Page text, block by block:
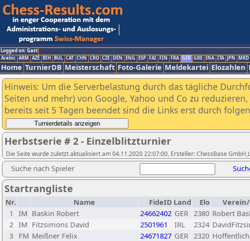
Logged on: Gast
Arabic ARM AZE BIH BUL CAT CHN CRO CZE DEN ENG ESP FAI FIN FRA GER GRE INA ITA JPN MKD
Home TurnierDB Meisterschaft Foto-Galerie Meldekartei Elozahlen
Hinweis: Um die Serverbelastung durch das tägliche
Seiten und mehr) von Google, Yahoo und Co zu
bereits seit 5 Tagen beendet sind die Links erst durch
Herbstserie # 2 - Einzelblitzturnier
Die Seite wurde zuletzt aktualisiert am 04.11.2020 22:07:00, Ersteller: ChessBase
Suche nach Spieler
Startrangliste
Nr. Name FideID Land Elo
1
IM Baskin Robert 24662402 GER 2380 Robert
2 IM Fitzsimons David 2501961 IRL 2324
3
FM Meißner Felix 24671827 GER 2320